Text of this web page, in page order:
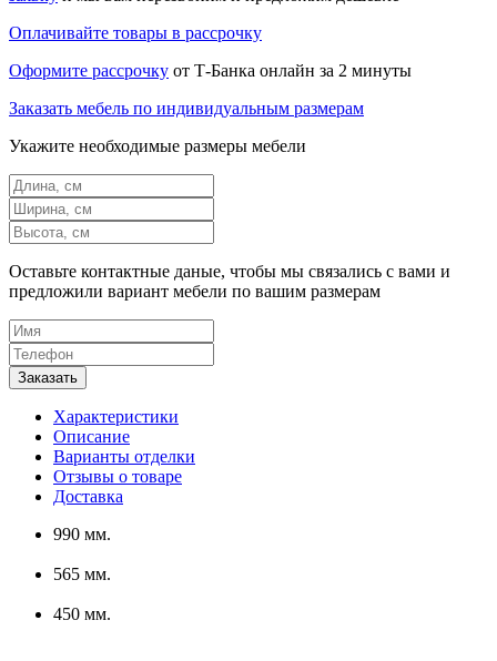
Оплачивайте товары в рассрочку
Оформите рассрочку от Т-Банка онлайн за 2 минуты
Заказать мебель по индивидуальным размерам
Укажите необходимые размеры мебели
Оставьте контактные даные, чтобы мы связались с вами и
предложили вариант мебели по вашим размерам
Характеристики
Описание
Варианты отделки
Отзывы о товаре
Доставка
990 мм.
565 мм.
450 мм.